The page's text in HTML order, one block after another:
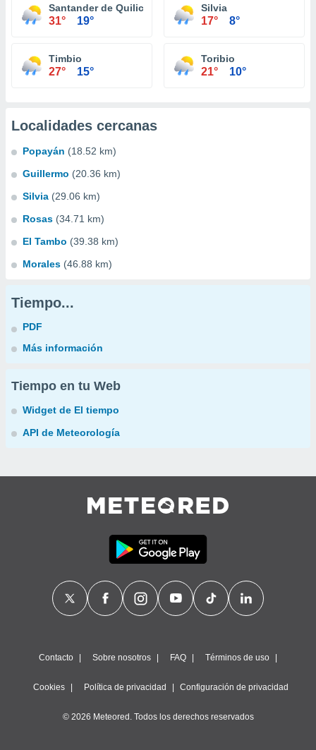
Santander de Quilichao
31° 19°
Silvia
17° 8°
Timbio
27° 15°
Toribio
21° 10°
Localidades cercanas
Popayán (18.52 km)
Guillermo (20.36 km)
Silvia (29.06 km)
Rosas (34.71 km)
El Tambo (39.38 km)
Morales (46.88 km)
Tiempo...
PDF
Más información
Tiempo en tu Web
Widget de El tiempo
API de Meteorología
Contacto Sobre nosotros FAQ Términos de uso
Cookies Política de privacidad Configuración de privacidad
© 2026 Meteored. Todos los derechos reservados